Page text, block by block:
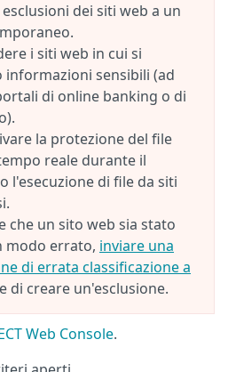
dei siti web a un
i siti web in cui si
sensibili (ad
di online banking o di
la protezione del file
reale durante il
l'esecuzione di file da siti
che un sito web sia stato
modo errato, inviare una
di errata classificazione a
di creare un'esclusione.
Web Console.